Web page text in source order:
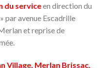
du serviceen direction du
par avenue Escadrille
et reprise de
Village, Merlan Brissac,